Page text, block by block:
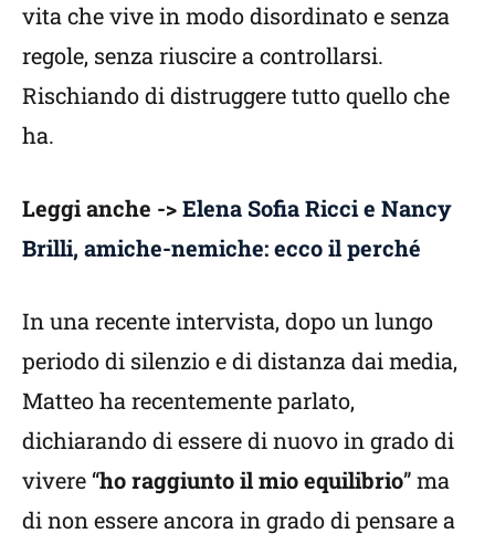
vita che vive in modo disordinato e senza
regole, senza riuscire a controllarsi.
Rischiando di distruggere tutto quello che
ha.
Leggi anche ->Elena Sofia Ricci e Nancy
Brilli, amiche-nemiche: ecco il perché
In una recente intervista, dopo un lungo
periodo di silenzio e di distanza dai media,
Matteo ha recentemente parlato,
dichiarando di essere di nuovo in grado di
vivere “ho raggiunto il mio equilibrio” ma
di non essere ancora in grado di pensare a